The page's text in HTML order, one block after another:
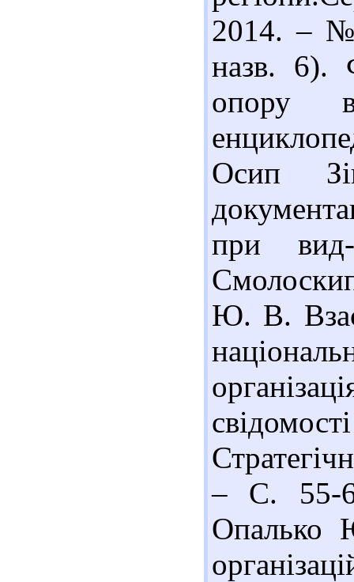
2014. – №
назв. 6).
опору
Осип
при
Ю. В.
– С. 55-
Опалько